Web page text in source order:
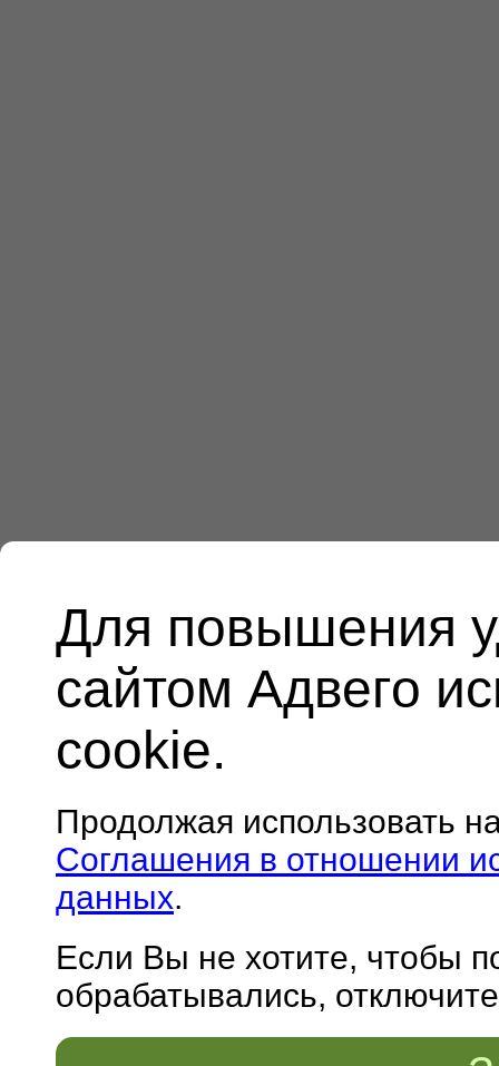
Для повышения
сайтом Адвего
cookie.
Продолжая использовать
Соглашения в отношении
данных.
Если Вы не хотите, чтобы
обрабатывались,